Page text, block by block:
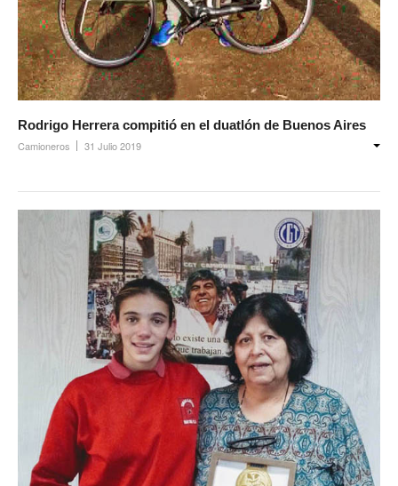
Rodrigo Herrera compitió en el duatlón de Buenos Aires
Camioneros 31 Julio 2019